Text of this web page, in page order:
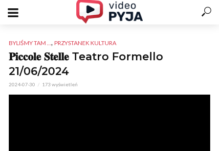
BYLIŚMY TAM ..., PRZYSTANEK KULTURA
𝐏𝐢𝐜𝐜𝐨𝐥𝐞 𝐒𝐭𝐞𝐥𝐥𝐞 Teatro Formello
21/06/2024
2024-07-30 173 wyświetleń